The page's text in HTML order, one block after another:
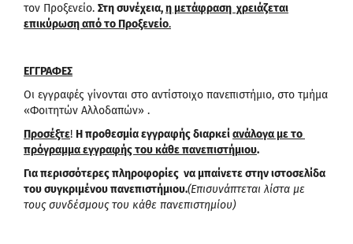
τον Προξενείο. Στη συνέχεια,η μετάφραση χρειάζεται
επικύρωση από το Προξενείο.
ΕΓΓΡΑΦΕΣ
Οι εγγραφές γίνονται στο αντίστοιχο πανεπιστήμιο, στο τμήμα
«Φοιτητών Αλλοδαπών» .
Προσέξτε! Η προθεσμία εγγραφήςδιαρκείανάλογα με το
πρόγραμμα εγγραφής του κάθε πανεπιστήμιου.
Για περισσότερες πληροφορίες να μπαίνετε στην ιστοσελίδα
του συγκριμένου πανεπιστήμιου.(Επισυνάπτεται λίστα με
τους συνδέσμους του κάθε πανεπιστημίου)